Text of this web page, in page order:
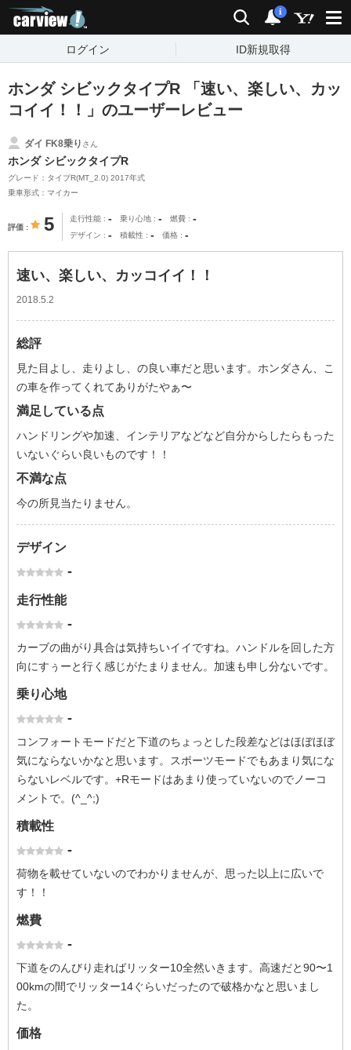
検索 通知
i
ログイン ID新規取得
ホンダ シビックタイプR 「速い、楽しい、カッ
コイイ！！」のユーザーレビュー
ダイ FK8乗り さん
ホンダ シビックタイプR
グレード：タイプR(MT_2.0) 2017年式
乗車形式：マイカー
評価 5 走行性能 - 乗り心地 - 燃費 -
デザイン - 積載性 - 価格 -
速い、楽しい、カッコイイ！！
2018.5.2
総評
見た目よし、走りよし、の良い車だと思います。ホンダさん、こ
の車を作ってくれてありがたやぁ〜
満足している点
ハンドリングや加速、インテリアなどなど自分からしたらもった
いないぐらい良いものです！！
不満な点
今の所見当たりません。
デザイン
-
走行性能
-
カーブの曲がり具合は気持ちいイイですね。ハンドルを回した方
向にすぅーと行く感じがたまりません。加速も申し分ないです。
乗り心地
-
コンフォートモードだと下道のちょっとした段差などはほぼほぼ
気にならないかなと思います。スポーツモードでもあまり気にな
らないレベルです。+Rモードはあまり使っていないのでノーコ
メントで。(^_^;)
積載性
-
荷物を載せていないのでわかりませんが、思った以上に広いで
す！！
燃費
-
下道をのんびり走ればリッター10全然いきます。高速だと90〜1
00kmの間でリッター14ぐらいだったので破格かなと思いまし
た。
価格